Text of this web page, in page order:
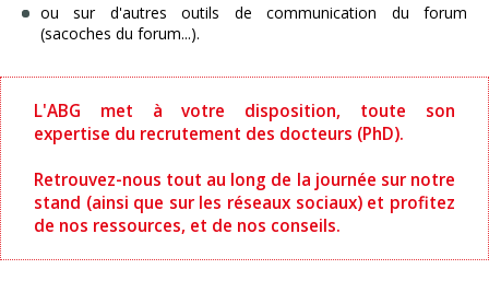
ou sur d'autres outils de communication du forum
(sacoches du forum...).
L'ABG met à votre disposition, toute son
expertise du recrutement des docteurs (PhD).
Retrouvez-nous tout au long de la journée sur notre
stand (ainsi que sur les réseaux sociaux) et profitez
de nos ressources, et de nos conseils.